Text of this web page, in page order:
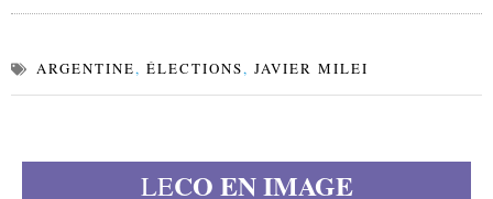
ARGENTINE, ÉLECTIONS, JAVIER MILEI
LECO EN IMAGE